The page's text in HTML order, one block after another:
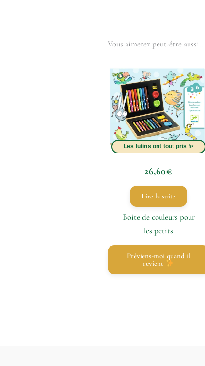
Vous aimerez peut-être aussi…
26,60€
Lire la suite
Boite de couleurs pour
les petits
Préviens-moi quand il
revient